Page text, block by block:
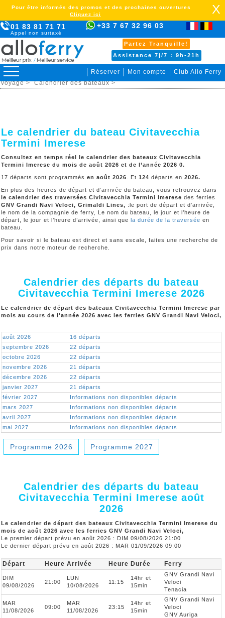
01 83 81 71 71
Appel non surtaxé
+33 7 67 32 96 03
Partez Tranquille!
Assistance 7j/7 : 9h-21h
Réserver Mon compte Club Allo Ferry
Pour être informés des promos et des prochaines ouvertures
Cliquez ici
X
> Civitavecchia Termini Imerese >
Organiser votre
voyage > Calendrier des bateaux >
Le calendrier du bateau Civitavecchia
Termini Imerese
Consultez en temps réel le calendrier des bateaux Civitavecchia
Termini Imerese du mois de août 2026 et de l’année 2026 0.
17 départs sont programmés en août 2026 . Et 124 départs en 2026.
En plus des heures de départ et d’arrivée du bateau, vous retrouvez dans
le calendrier des traversées Civitavecchia Termini Imerese des ferries
GNV Grandi Navi Veloci, Grimaldi Lines, :le port de départ et d'arrivée,
le nom de la compagnie de ferry, Le nom du bateau, le jour et l’heure de
départ, le jour et l’heure d’arrivée, ainsi que la durée de la traversée en
bateau.
Pour savoir si le bateau est direct et sans escale, faites une recherche de
prix dans notre moteur de recherche.
Calendrier des départs du bateau
Civitavecchia Termini Imerese 2026
Le calendrier de départ des bateaux Civitavecchia Termini Imerese par
mois au cours de l'année 2026 avec les ferries GNV Grandi Navi Veloci,
août 2026
16 départs
septembre 2026
22 départs
octobre 2026
22 départs
novembre 2026
21 départs
décembre 2026
22 départs
janvier 2027
21 départs
février 2027
Informations non disponibles départs
mars 2027
Informations non disponibles départs
avril 2027
Informations non disponibles départs
mai 2027
Informations non disponibles départs
Programme 2026 Programme 2027
Calendrier des départs du bateau
Civitavecchia Termini Imerese août
2026
Le calendrier de départ des bateaux Civitavecchia Termini Imerese du
mois de août 2026 avec les ferries GNV Grandi Navi Veloci,
Le premier départ prévu en août 2026 : DIM 09/08/2026 21:00
Le dernier départ prévu en août 2026 : MAR 01/09/2026 09:00
Départ Heure Arrivée Heure Durée Ferry
DIM
09/08/2026
21:00
LUN
10/08/2026
11:15
14hr et
15min
GNV Grandi Navi
Veloci
Tenacia
MAR
11/08/2026
09:00
MAR
11/08/2026
23:15
14hr et
15min
GNV Grandi Navi
Veloci
GNV Auriga